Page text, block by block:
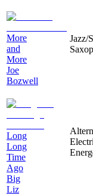
More
and
More
Joe
Bozwell
Jazz/
Long
Long
Time
Ago
Big
Liz